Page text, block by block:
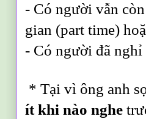
- Có người vẫn
gian (part time)
- Có người đã
* Tại vì ông anh
ít khi nào nghe